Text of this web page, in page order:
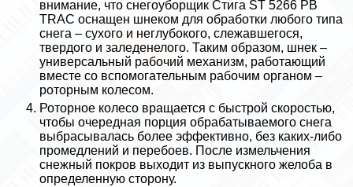
внимание, что снегоуборщик Стига ST 5266 PB
TRAC оснащен шнеком для обработки любого типа
снега – сухого и неглубокого, слежавшегося,
твердого и заледенелого. Таким образом, шнек –
универсальный рабочий механизм, работающий
вместе со вспомогательным рабочим органом –
роторным колесом.
Роторное колесо вращается с быстрой скоростью,
чтобы очередная порция обpaбатываемого снега
выбрасывалась более эффективно, без каких-либо
промедлений и перебоев. После измельчения
снежный покров выходит из выпускного желоба в
определенную сторону.